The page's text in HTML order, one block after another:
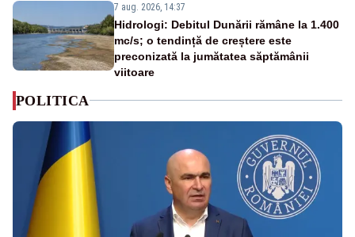
7 aug. 2026, 14:37
Hidrologi: Debitul Dunării rămâne la 1.400
mc/s; o tendință de creștere este
preconizată la jumătatea săptămânii
viitoare
POLITICA